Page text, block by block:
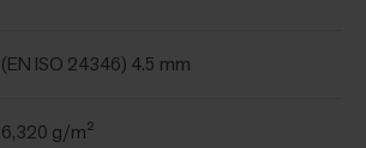
(EN ISO 24346) 4.5 mm
6,320 g/m²